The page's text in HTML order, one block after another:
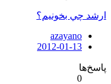
ارشد چي بخونيم؟
azayano
2012-01-13
پاسخ‌ها
0